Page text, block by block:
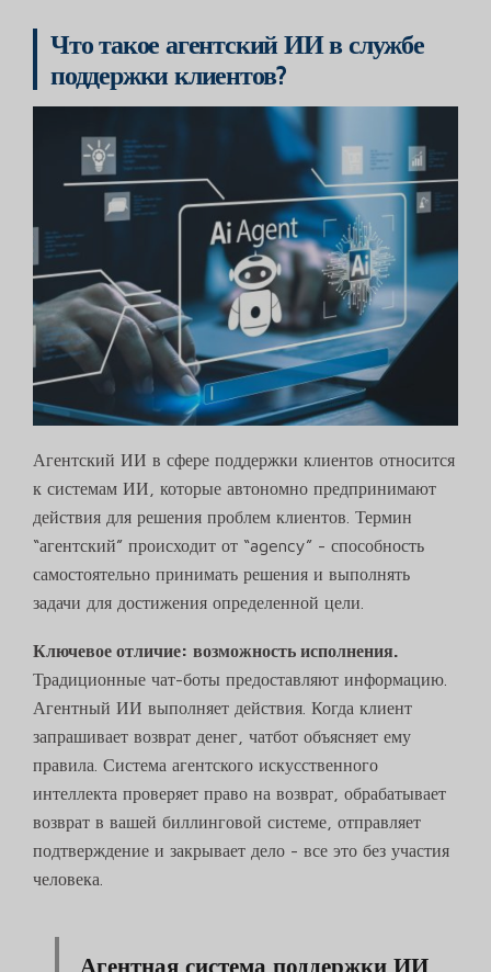
Что такое агентский ИИ в службе
поддержки клиентов?
Агентский ИИ в сфере поддержки клиентов относится
к системам ИИ, которые автономно предпринимают
действия для решения проблем клиентов. Термин
“агентский” происходит от “agency” - способность
самостоятельно принимать решения и выполнять
задачи для достижения определенной цели.
Ключевое отличие: возможность исполнения.
Традиционные чат-боты предоставляют информацию.
Агентный ИИ выполняет действия. Когда клиент
запрашивает возврат денег, чатбот объясняет ему
правила. Система агентского искусственного
интеллекта проверяет право на возврат, обрабатывает
возврат в вашей биллинговой системе, отправляет
подтверждение и закрывает дело - все это без участия
человека.
Агентная система поддержки ИИ